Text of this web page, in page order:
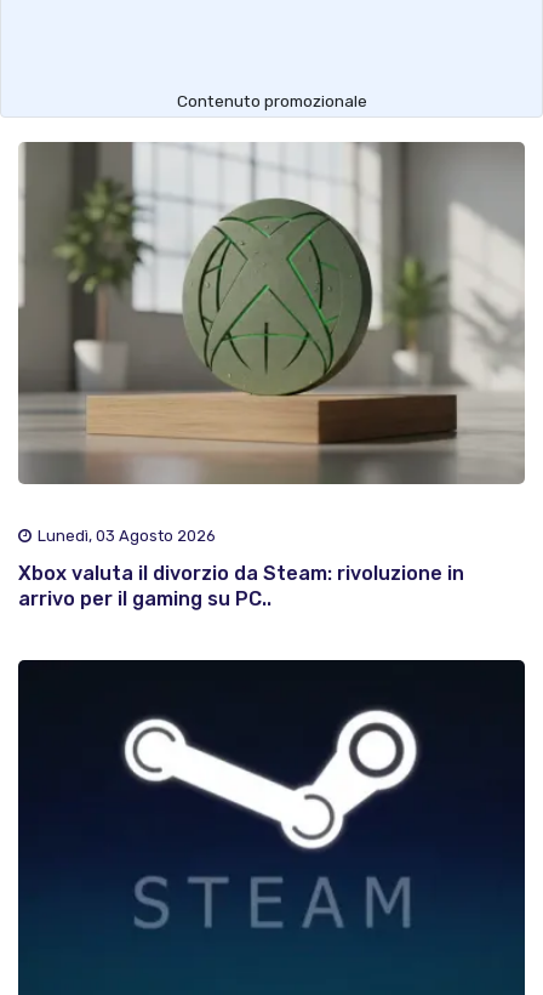
Contenuto promozionale
Lunedì, 03 Agosto 2026
Xbox valuta il divorzio da Steam: rivoluzione in
arrivo per il gaming su PC..